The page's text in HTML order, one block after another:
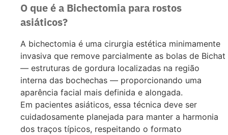
O que é a Bichectomia para rostos
asiáticos?
A bichectomia é uma cirurgia estética minimamente
invasiva que remove parcialmente as bolas de Bichat
— estruturas de gordura localizadas na região
interna das bochechas — proporcionando uma
aparência facial mais definida e alongada.
Em pacientes asiáticos, essa técnica deve ser
cuidadosamente planejada para manter a harmonia
dos traços típicos, respeitando o formato